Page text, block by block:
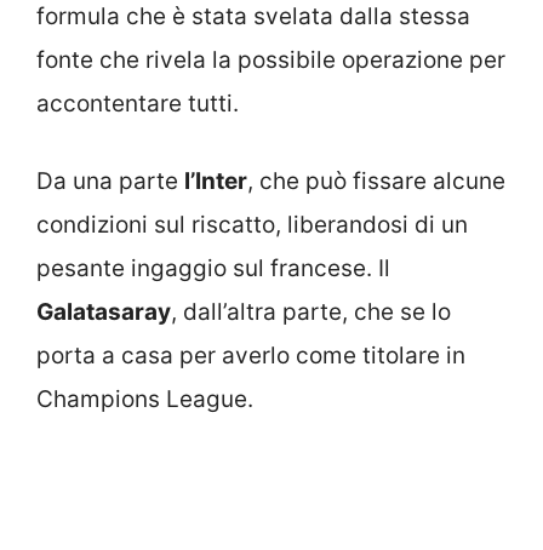
formula che è stata svelata dalla stessa
fonte che rivela la possibile operazione per
accontentare tutti.
Da una parte l’Inter, che può fissare alcune
condizioni sul riscatto, liberandosi di un
pesante ingaggio sul francese. Il
Galatasaray, dall’altra parte, che se lo
porta a casa per averlo come titolare in
Champions League.